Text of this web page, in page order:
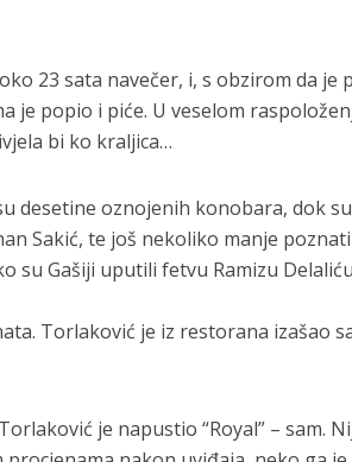
23 sata navečer, i, s obzirom da
je popio i piće. U veselom
bi ko kraljica…
desetine oznojenih konobara, dok
Sakić, te još nekoliko manje
su Gašiji uputili fetvu Ramizu
Torlaković je iz restorana izašao
je napustio “Royal” – sam.